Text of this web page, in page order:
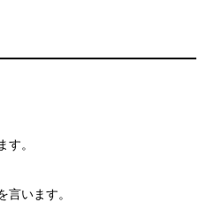
す。
言います。